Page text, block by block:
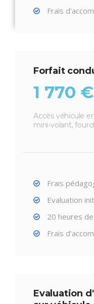
Frais
Forfait
1 770
Accès véhicule
mini-volant,
Frais
Evaluation
20 heures
Frais
Evaluation